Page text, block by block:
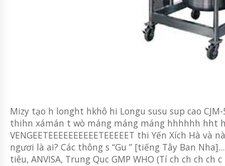
Mizy tạo h longht hkhô hi Longu susu sup cao
thihn xámán t wò máng máng máng hhhhhh hht
VENGEETEEEEEEEEEETEEEEET thi Yến Xích Hà
ngươi là ai? Các thông s “Gu ” [tiếng Tây Ban
tiêu, ANVISA, Trung Quc GMP WHO (Tí ch ch ch ch